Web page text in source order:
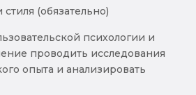
(обязательно)
психологии и
проводить исследования
опыта и анализировать